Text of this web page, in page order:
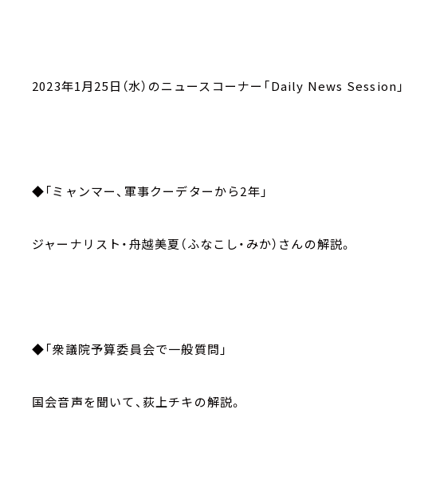
2023年1月25日（水）のニュースコーナー「Daily News Session」
◆「ミャンマー、軍事クーデターから2年」
ジャーナリスト・舟越美夏（ふなこし・みか）さんの解説。
◆「衆議院予算委員会で一般質問」
国会音声を聞いて、荻上チキの解説。